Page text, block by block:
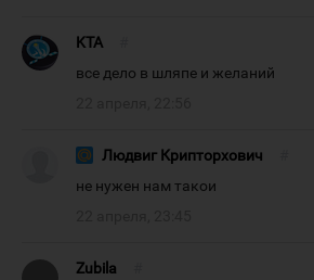
KTA
все дело в шляпе и желаний
Людвиг Крипторхович
не нужен нам такои
Zubila